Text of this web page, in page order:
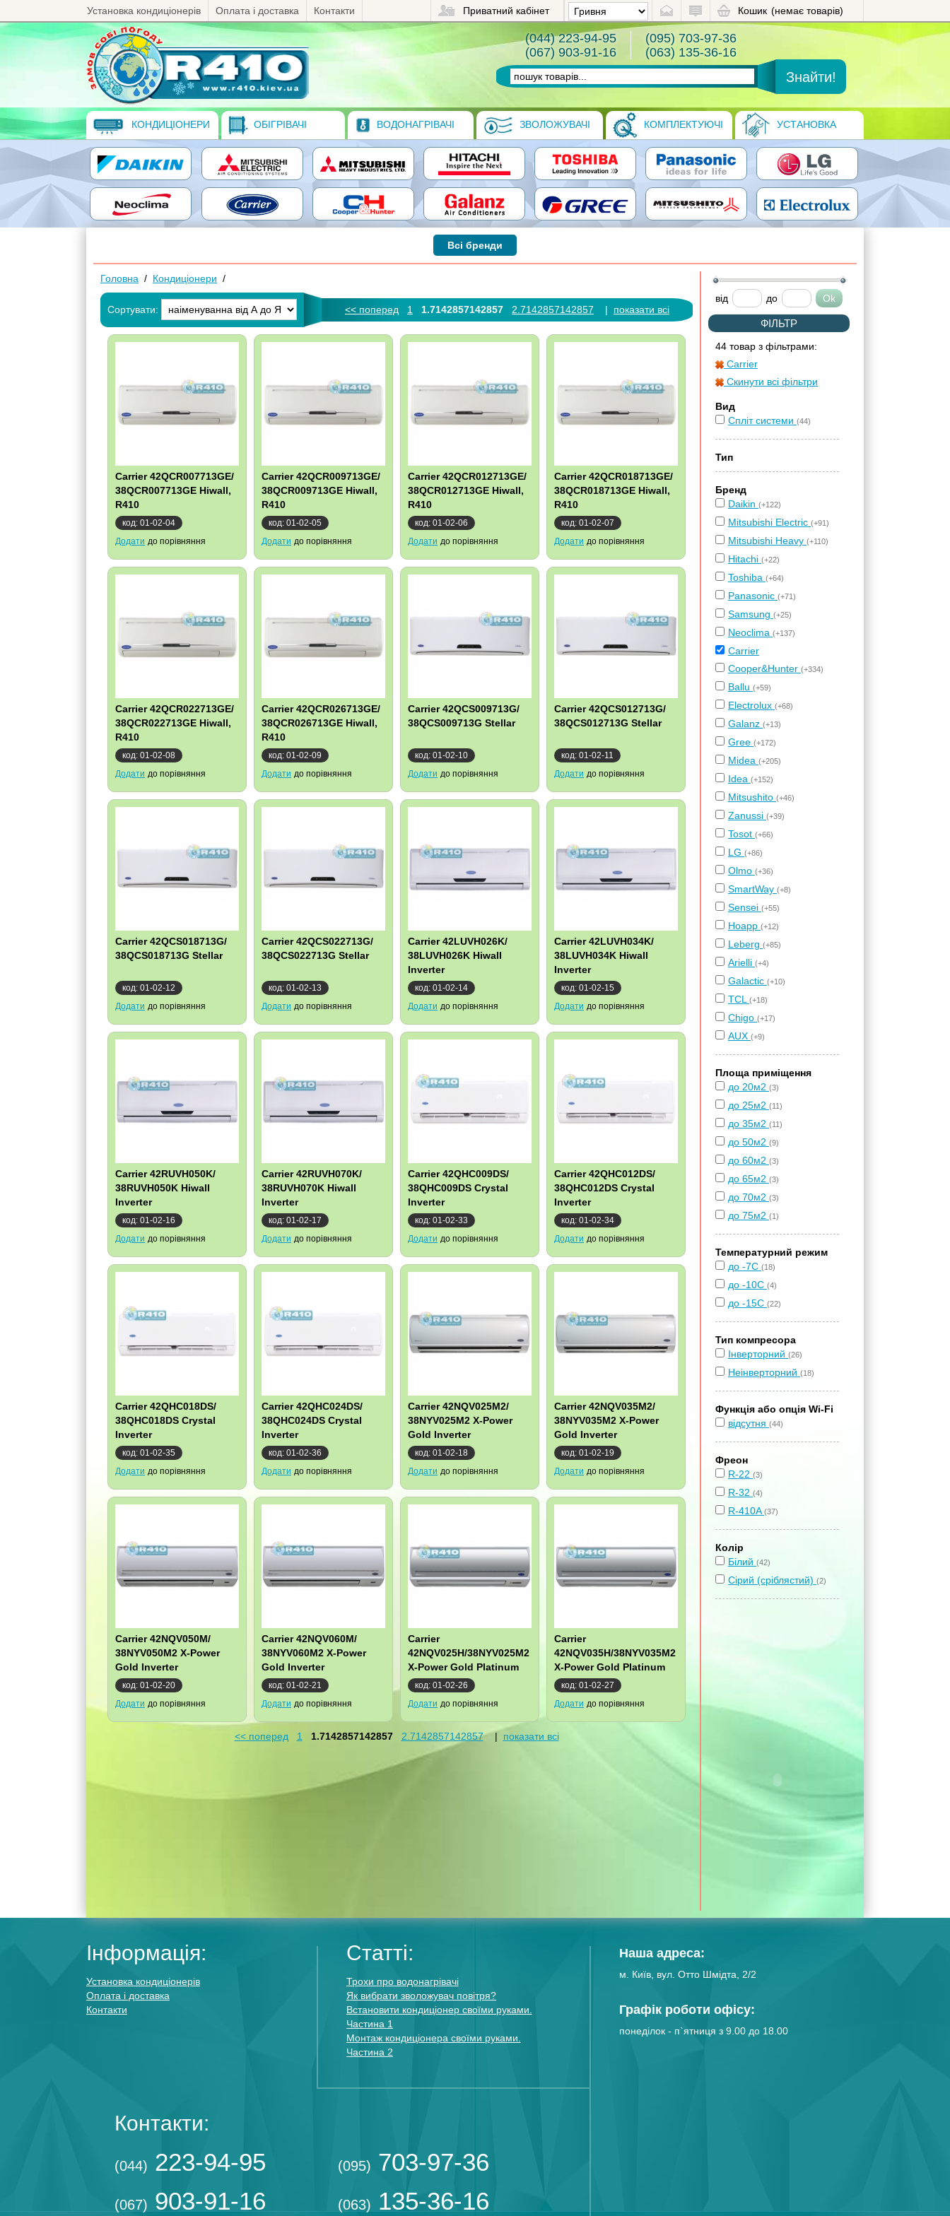
Установка кондиціонерів Оплата і доставка Контакти Кошик (немає товарів)
Приватний кабінет
(044) 223-94-95
(067) 903-91-16
(095) 703-97-36
(063) 135-36-16
КОНДИЦІОНЕРИ ОБІГРІВАЧІ ВОДОНАГРІВАЧІ ЗВОЛОЖУВАЧІ КОМПЛЕКТУЮЧІ УСТАНОВКА
Всі бренди
Головна / Кондиціонери /
Сортувати: << поперед 1 1.7142857142857 2.7142857142857 | показати всі
Carrier 42QCR007713GE/
38QCR007713GE Hiwall,
R410
код: 01-02-04
Додати до порівняння
Carrier 42QCR009713GE/
38QCR009713GE Hiwall,
R410
код: 01-02-05
Додати до порівняння
Carrier 42QCR012713GE/
38QCR012713GE Hiwall,
R410
код: 01-02-06
Додати до порівняння
Carrier 42QCR018713GE/
38QCR018713GE Hiwall,
R410
код: 01-02-07
Додати до порівняння
Carrier 42QCR022713GE/
38QCR022713GE Hiwall,
R410
код: 01-02-08
Додати до порівняння
Carrier 42QCR026713GE/
38QCR026713GE Hiwall,
R410
код: 01-02-09
Додати до порівняння
Carrier 42QCS009713G/
38QCS009713G Stellar
код: 01-02-10
Додати до порівняння
Carrier 42QCS012713G/
38QCS012713G Stellar
код: 01-02-11
Додати до порівняння
Carrier 42QCS018713G/
38QCS018713G Stellar
код: 01-02-12
Додати до порівняння
Carrier 42QCS022713G/
38QCS022713G Stellar
код: 01-02-13
Додати до порівняння
Carrier 42LUVH026K/
38LUVH026K Hiwall
Inverter
код: 01-02-14
Додати до порівняння
Carrier 42LUVH034K/
38LUVH034K Hiwall
Inverter
код: 01-02-15
Додати до порівняння
Carrier 42RUVH050K/
38RUVH050K Hiwall
Inverter
код: 01-02-16
Додати до порівняння
Carrier 42RUVH070K/
38RUVH070K Hiwall
Inverter
код: 01-02-17
Додати до порівняння
Carrier 42QHC009DS/
38QHC009DS Crystal
Inverter
код: 01-02-33
Додати до порівняння
Carrier 42QHC012DS/
38QHC012DS Crystal
Inverter
код: 01-02-34
Додати до порівняння
Carrier 42QHC018DS/
38QHC018DS Crystal
Inverter
код: 01-02-35
Додати до порівняння
Carrier 42QHC024DS/
38QHC024DS Crystal
Inverter
код: 01-02-36
Додати до порівняння
Carrier 42NQV025M2/
38NYV025M2 X-Power
Gold Inverter
код: 01-02-18
Додати до порівняння
Carrier 42NQV035M2/
38NYV035M2 X-Power
Gold Inverter
код: 01-02-19
Додати до порівняння
Carrier 42NQV050M/
38NYV050M2 X-Power
Gold Inverter
код: 01-02-20
Додати до порівняння
Carrier 42NQV060M/
38NYV060M2 X-Power
Gold Inverter
код: 01-02-21
Додати до порівняння
Carrier
42NQV025H/38NYV025M2
X-Power Gold Platinum
Inverter
код: 01-02-26
Додати до порівняння
Carrier
42NQV035H/38NYV035M2
X-Power Gold Platinum
Inverter
код: 01-02-27
Додати до порівняння
<< поперед 1 1.7142857142857 2.7142857142857| показати всі
від до
ФІЛЬТР
44 товар з фільтрами:
Carrier
Скинути всі фільтри
Вид
Спліт системи (44)
Тип
Бренд
Daikin (+122)
Mitsubishi Electric (+91)
Mitsubishi Heavy (+110)
Hitachi (+22)
Toshiba (+64)
Panasonic (+71)
Samsung (+25)
Neoclima (+137)
Carrier
Cooper&Hunter (+334)
Ballu (+59)
Electrolux (+68)
Galanz (+13)
Gree (+172)
Midea (+205)
Idea (+152)
Mitsushito (+46)
Zanussi (+39)
Tosot (+66)
LG (+86)
Olmo (+36)
SmartWay (+8)
Sensei (+55)
Hoapp (+12)
Leberg (+85)
Arielli (+4)
Galactic (+10)
TCL (+18)
Chigo (+17)
AUX (+9)
Площа приміщення
до 20м2 (3)
до 25м2 (11)
до 35м2 (11)
до 50м2 (9)
до 60м2 (3)
до 65м2 (3)
до 70м2 (3)
до 75м2 (1)
Температурний режим
до -7С (18)
до -10С (4)
до -15С (22)
Тип компресора
Інверторний (26)
Неінверторний (18)
Функція або опція Wi-Fi
відсутня (44)
Фреон
R-22 (3)
R-32 (4)
R-410A (37)
Колір
Білий (42)
Сірий (сріблястий) (2)
Інформація:
Установка кондиціонерів
Оплата і доставка
Контакти
Статті:
Трохи про водонагрівачі
Як вибрати зволожувач повітря?
Встановити кондиціонер своїми руками.
Частина 1
Монтаж кондиціонера своїми руками.
Частина 2
Наша адреса:
м. Київ, вул. Отто Шмідта, 2/2
Графік роботи офісу:
понеділок - п`ятниця з 9.00 до 18.00
Контакти:
(044) 223-94-95
(067) 903-91-16
(095) 703-97-36
(063) 135-36-16